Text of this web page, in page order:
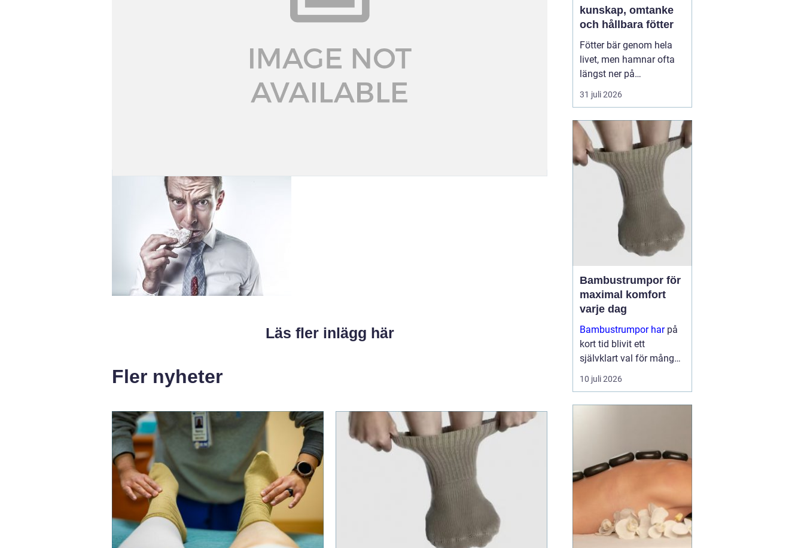
Läs fler inlägg här
Fler nyheter
kunskap, omtanke
och hållbara fötter
Fötter bär genom hela
livet, men hamnar ofta
längst ner på
prioriteringslistan.
Många söker hjälp först
påverkar vardagen.
Samtidigt visar
erfarenhet från
fotvårdskliniker i och
omkring Örebro att
regelbunden fotvård kan
förebygga e...
31 juli 2026
Bambustrumpor för
maximal komfort
varje dag
Bambustrumpor harpå
kort tid blivit ett
självklart val för många
som vill kombinera
komfort, funktion och
10 juli 2026